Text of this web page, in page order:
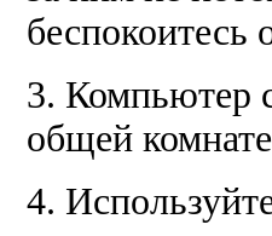
беспокоитесь
3. Компьютер
общей
4.